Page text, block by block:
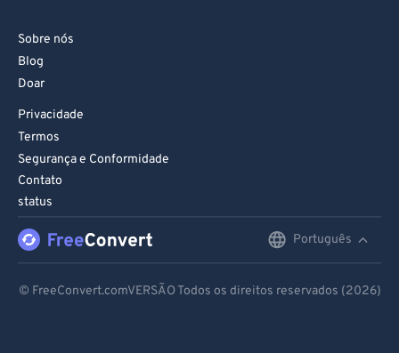
Sobre nós
Blog
Doar
Privacidade
Termos
Segurança e Conformidade
Contato
status
Português
© FreeConvert.comVERSÃO Todos os direitos reservados (2026)